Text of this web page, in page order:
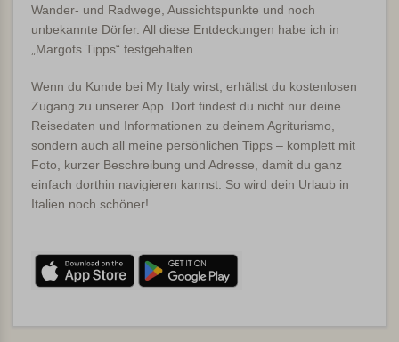
Wander- und Radwege, Aussichtspunkte und noch
unbekannte Dörfer. All diese Entdeckungen habe ich in
„Margots Tipps“ festgehalten.
Wenn du Kunde bei My Italy wirst, erhältst du kostenlosen
Zugang zu unserer App. Dort findest du nicht nur deine
Reisedaten und Informationen zu deinem Agriturismo,
sondern auch all meine persönlichen Tipps – komplett mit
Foto, kurzer Beschreibung und Adresse, damit du ganz
einfach dorthin navigieren kannst. So wird dein Urlaub in
Italien noch schöner!